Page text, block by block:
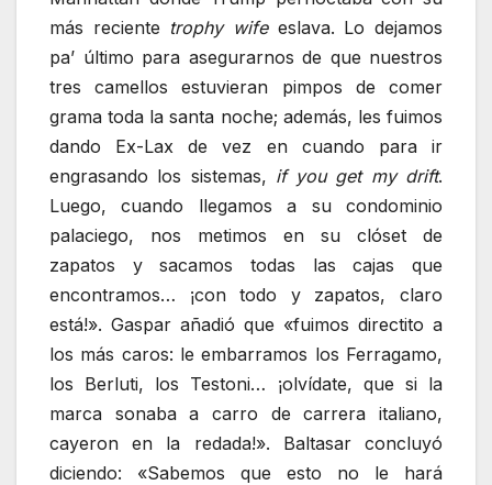
más reciente trophy wifeeslava. Lo dejamos
pa’ último para asegurarnos de que nuestros
tres camellos estuvieran pimpos de comer
grama toda la santa noche; además, les fuimos
dando Ex-Lax de vez en cuando para ir
engrasando los sistemas, if you get my drift.
Luego, cuando llegamos a su condominio
palaciego, nos metimos en su clóset de
zapatos y sacamos todas las cajas que
encontramos… ¡con todo y zapatos, claro
está!». Gaspar añadió que «fuimos directito a
los más caros: le embarramos los Ferragamo,
los Berluti, los Testoni… ¡olvídate, que si la
marca sonaba a carro de carrera italiano,
cayeron en la redada!». Baltasar concluyó
diciendo: «Sabemos que esto no le hará